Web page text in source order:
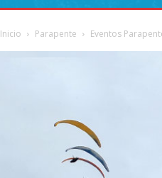
Inicio Parapente Eventos